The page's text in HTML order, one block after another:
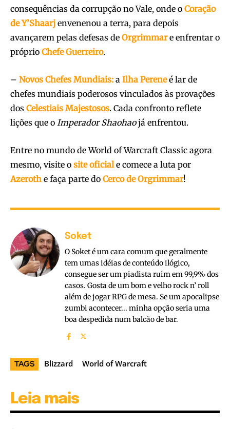
consequências da corrupção no Vale, onde o Coração
de Y’Shaarj envenenou a terra, para depois
avançarem pelas defesas de Orgrimmare enfrentar o
próprio Chefe Guerreiro.
– Novos Chefes Mundiais: a Ilha Pereneé lar de
chefes mundiais poderosos vinculados às provações
dos Celestiais Majestosos. Cada confronto reflete
lições que o Imperador Shaohaojá enfrentou.
Entre no mundo de World of Warcraft Classic agora
mesmo, visite o site oficial e comece a luta por
Azeroth e faça parte do Cerco de Orgrimmar!
Soket
O Soket é um cara comum que geralmente
tem umas idéias de conteúdo ilógico,
consegue ser um piadista ruim em 99,9% dos
casos. Gosta de um bom e velho rock n’ roll
além de jogar RPG de mesa. Se um apocalipse
zumbi acontecer... minha opção seria uma
boa despedida num balcão de bar.
TAGS Blizzard World of Warcraft
Leia mais